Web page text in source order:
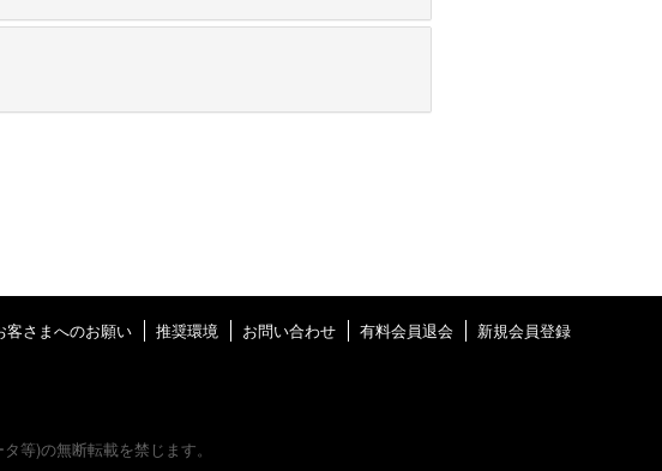
客さまへのお願い 推奨環境 お問い合わせ 有料会員退会 新規会員登録
等)の無断転載を禁じます。